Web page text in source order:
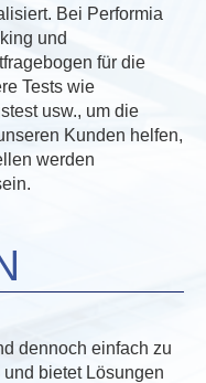
Bei Performia
und
für die
Tests wie
usw., um die
Kunden helfen,
werden
dennoch einfach zu
bietet Lösungen